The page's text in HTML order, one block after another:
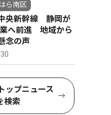
ら南区
央新幹線 静岡が
へ前進 地域から
念の声
ップニュース
検索